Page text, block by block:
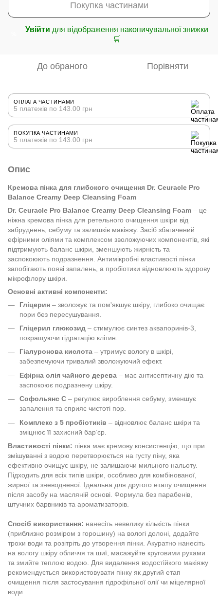
Покупка частинами
Увійти для відображення накопичувальної знижки
🛒
До обраного Порівняти
ОПЛАТА ЧАСТИНАМИ
5 платежів по 143.00 грн
ПОКУПКА ЧАСТИНАМИ
5 платежів по 143.00 грн
Опис
Кремова пінка для глибокого очищення Dr. Ceuracle Pro
Balance Creamy Deep Cleansing Foam
Dr. Ceuracle Pro Balance Creamy Deep Cleansing Foam – це
ніжна кремова пінка для ретельного очищення шкіри від
забруднень, себуму та залишків макіяжу. Засіб збагачений
ефірними оліями та комплексом зволожуючих компонентів, які
підтримують баланс шкіри, зменшують жирність та
заспокоюють подразнення. Антимікробні властивості пінки
запобігають появі запалень, а пробіотики відновлюють здорову
мікрофлору шкіри.
Основні активні компоненти:
Гліцерин – зволожує та пом'якшує шкіру, глибоко очищає
пори без пересушування.
Гліцерил глюкозид – стимулює синтез аквапоринів-3,
покращуючи гідратацію клітин.
Гіалуронова кислота – утримує вологу в шкірі,
забезпечуючи тривалий зволожуючий ефект.
Ефірна олія чайного дерева – має антисептичну дію та
заспокоює подразнену шкіру.
Софольянс С – регулює вироблення себуму, зменшує
запалення та сприяє чистоті пор.
Комплекс з 5 пробіотиків – відновлює баланс шкіри та
зміцнює її захисний бар’єр.
Властивості пінки: пінка має кремову консистенцію, що при
змішуванні з водою перетворюється на густу піну, яка
ефективно очищує шкіру, не залишаючи мильного нальоту.
Підходить для всіх типів шкіри, особливо для комбінованої,
жирної та зневодненої. Ідеальна для другого етапу очищення
після засобу на масляній основі. Формула без парабенів,
штучних барвників та ароматизаторів.
Спосіб використання: нанесіть невелику кількість пінки
(приблизно розміром з горошину) на вологі долоні, додайте
трохи води та розітріть до утворення пінки. Акуратно нанесіть
на вологу шкіру обличчя та шиї, масажуйте круговими рухами
та змийте теплою водою. Для видалення водостійкого макіяжу
рекомендується використовувати пінку як другий етап
очищення після застосування гідрофільної олії чи міцелярної
води.